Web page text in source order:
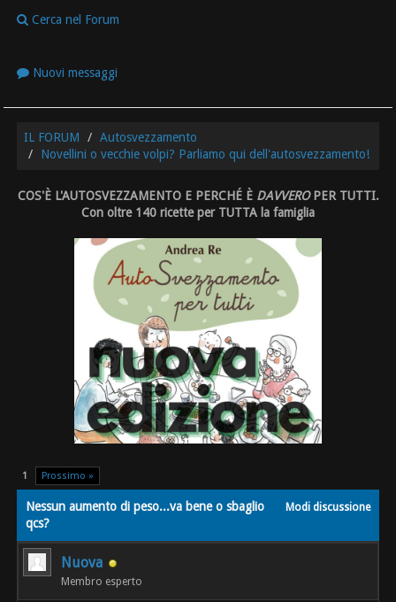
Cerca nel Forum
Nuovi messaggi
IL FORUM
Autosvezzamento
Novellini o vecchie volpi? Parliamo qui dell'autosvezzamento!
COS'È L'AUTOSVEZZAMENTO E PERCHÉ È DAVVEROPER TUTTI.
Con oltre 140 ricette per TUTTA la famiglia
1 Prossimo »
Modi discussione
Nessun aumento di peso...va bene o sbaglio
qcs?
Nuova
Membro esperto